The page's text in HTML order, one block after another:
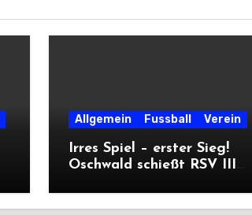
Allgemein Fussball Verein
Irres Spiel – erster Sieg!
Oschwald schießt RSV III
Premiere